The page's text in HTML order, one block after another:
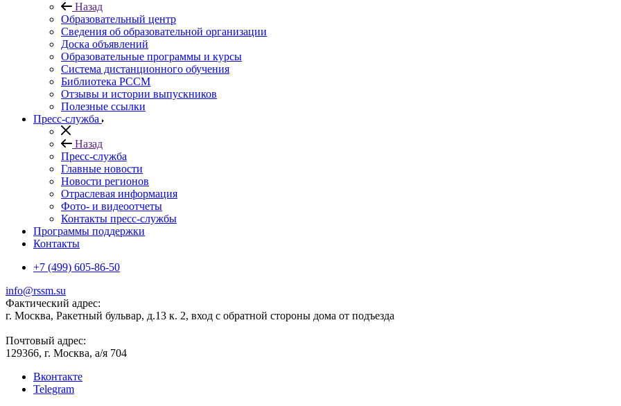
Назад
Образовательный центр
Сведения об образовательной организации
Доска объявлений
Образовательные программы и курсы
Система дистанционного обучения
Библиотека РССМ
Отзывы и истории выпускников
Полезные ссылки
Пресс-служба
Назад
Пресс-служба
Главные новости
Новости регионов
Отраслевая информация
Фото- и видеоотчеты
Контакты пресс-службы
Программы поддержки
Контакты
+7 (499) 605-86-50
info@rssm.su
Фактический адрес:
г. Москва, Ракетный бульвар, д.13 к. 2, вход с обратной стороны дома от подъезда
Почтовый адрес:
129366, г. Москва, а/я 704
Вконтакте
Telegram